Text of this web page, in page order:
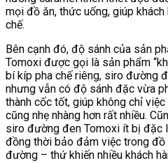
mọi đồ ăn, thức uống, giúp
chế.
Bên cạnh đó, độ sánh của sản
Tomoxi được gọi là sản phẩm
bí kíp pha chế riêng, siro đường
nhưng vẫn có độ sánh đặc vừa
thành cốc tốt, giúp không chỉ
cũng nhẹ nhàng hơn rất nhiều.
siro đường đen Tomoxi ít bị đặc
đồng thời bảo đảm việc trong đồ
đường – thứ khiến nhiều khách